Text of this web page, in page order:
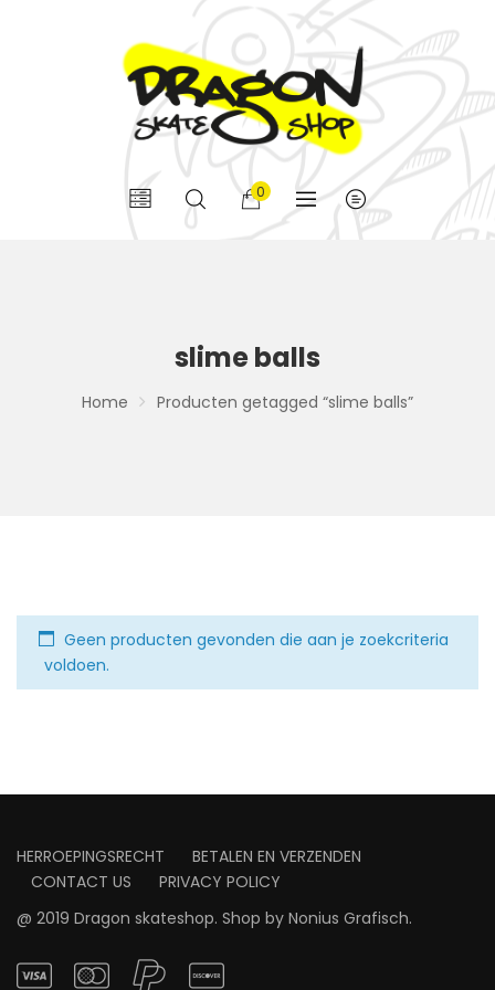
0
slime balls
Home Producten getagged “slime balls”
Geen producten gevonden die aan je zoekcriteria
voldoen.
HERROEPINGSRECHT
BETALEN EN VERZENDEN
CONTACT US
PRIVACY POLICY
@ 2019 Dragon skateshop. Shop by Nonius Grafisch.